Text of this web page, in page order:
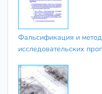
Фальсификация и
исследовательских